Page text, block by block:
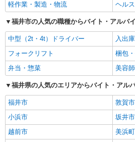
軽作業・製造・物流
ヘル
福井市の人気の職種からバイト・アルバ
中型（2t・4t）ドライバー
入出
フォークリフト
梱包
弁当・惣菜
美容
福井県の人気のエリアからバイト・アル
福井市
敦賀市
小浜市
坂井市
越前市
美浜町